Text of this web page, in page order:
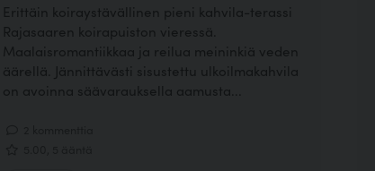
Erittäin koiraystävällinen pieni kahvila-terassi
Rajasaaren koirapuiston vieressä.
Maalaisromantiikkaa ja reilua meininkiä veden
äärellä. Jännittävästi sisustettu ulkoilmakahvila
on avoinna säävarauksella aamusta...